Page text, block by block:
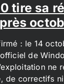
tire sa
: le 14
de
ne
de correctifs ni